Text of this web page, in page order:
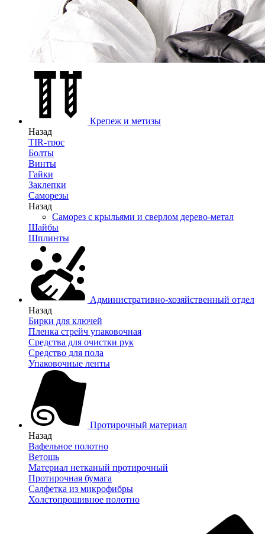
Крепеж и метизы
Назад
TIR-трос
Болты
Винты
Гайки
Заклепки
Саморезы
Назад
Саморез с крыльями и сверлом дерево-метал
Шайбы
Шплинты
Административно-хозяйственный отдел
Назад
Бирки для ключей
Пленка стрейч упаковочная
Средства для очистки рук
Средство для пола
Упаковочные ленты
Протирочный материал
Назад
Вафельное полотно
Ветошь
Материал нетканый протирочный
Протирочная бумага
Салфетка из микрофибры
Холстопрошивное полотно